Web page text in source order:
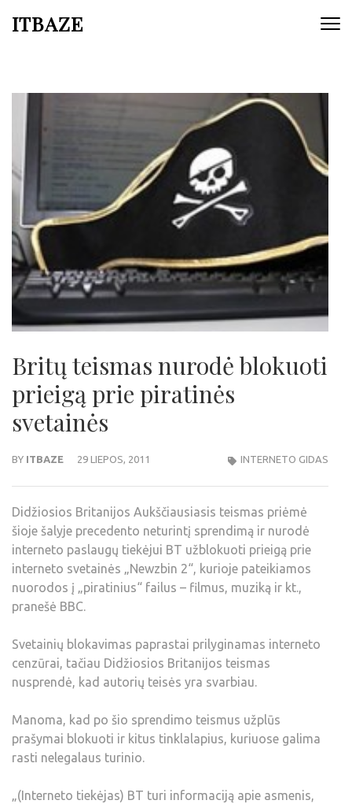
ITBAZE
Britų teismas nurodė blokuoti
prieigą prie piratinės
svetainės
BY ITBAZE 29 LIEPOS, 2011 INTERNETO GIDAS
Didžiosios Britanijos Aukščiausiasis teismas priėmė
šioje šalyje precedento neturintį sprendimą ir nurodė
interneto paslaugų tiekėjui BT užblokuoti prieigą prie
interneto svetainės „Newzbin 2“, kurioje pateikiamos
nuorodos į „piratinius“ failus – filmus, muziką ir kt.,
pranešė BBC.
Svetainių blokavimas paprastai prilyginamas interneto
cenzūrai, tačiau Didžiosios Britanijos teismas
nusprendė, kad autorių teisės yra svarbiau.
Manoma, kad po šio sprendimo teismus užplūs
prašymai blokuoti ir kitus tinklalapius, kuriuose galima
rasti nelegalaus turinio.
„(Interneto tiekėjas) BT turi informaciją apie asmenis,